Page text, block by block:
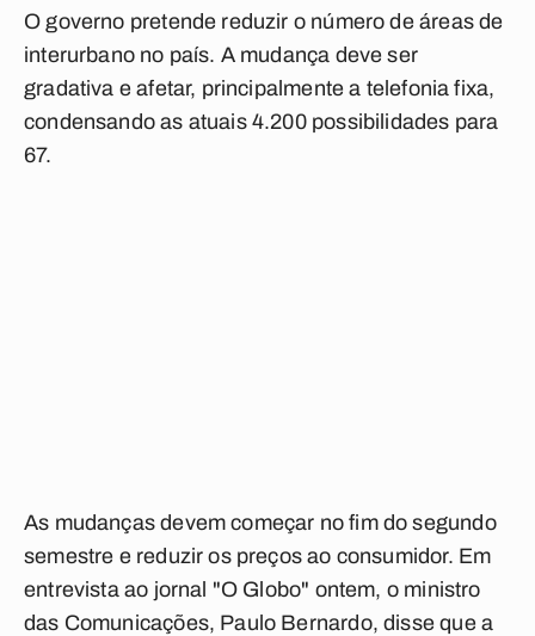
O governo pretende reduzir o número de áreas de
interurbano no país. A mudança deve ser
gradativa e afetar, principalmente a telefonia fixa,
condensando as atuais 4.200 possibilidades para
67.
As mudanças devem começar no fim do segundo
semestre e reduzir os preços ao consumidor. Em
entrevista ao jornal "O Globo" ontem, o ministro
das Comunicações, Paulo Bernardo, disse que a